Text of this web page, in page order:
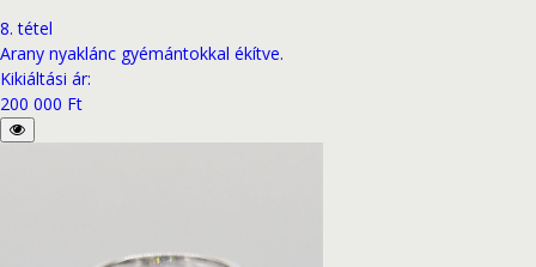
8. tétel
Arany nyaklánc gyémántokkal ékítve.
Kikiáltási ár:
200 000 Ft